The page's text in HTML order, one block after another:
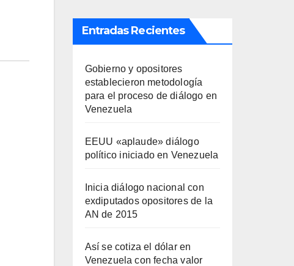
Entradas Recientes
Gobierno y opositores
establecieron metodología
para el proceso de diálogo en
Venezuela
EEUU «aplaude» diálogo
político iniciado en Venezuela
Inicia diálogo nacional con
exdiputados opositores de la
AN de 2015
Así se cotiza el dólar en
Venezuela con fecha valor